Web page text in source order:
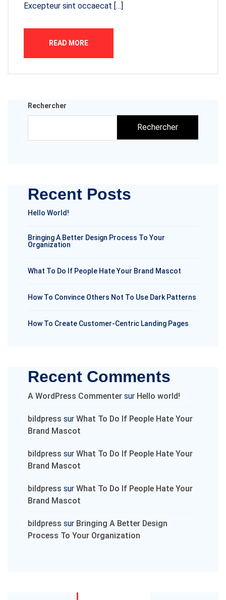
Excepteur sint occaecat […]
READ MORE
Rechercher
Rechercher
Recent Posts
Hello World!
Bringing A Better Design Process To Your
Organization
What To Do If People Hate Your Brand Mascot
How To Convince Others Not To Use Dark Patterns
How To Create Customer-Centric Landing Pages
Recent Comments
A WordPress Commenter sur Hello world!
bildpress sur What To Do If People Hate Your
Brand Mascot
bildpress sur What To Do If People Hate Your
Brand Mascot
bildpress sur What To Do If People Hate Your
Brand Mascot
bildpress sur Bringing A Better Design
Process To Your Organization